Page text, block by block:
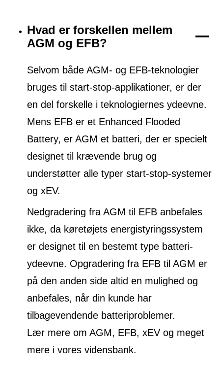
Hvad er forskellen mellem
AGM og EFB?
Selvom både AGM- og EFB-teknologier
bruges til start-stop-applikationer, er der
en del forskelle i teknologiernes ydeevne.
Mens EFB er et Enhanced Flooded
Battery, er AGM et batteri, der er specielt
designet til krævende brug og
understøtter alle typer start-stop-systemer
og xEV.
Nedgradering fra AGM til EFB anbefales
ikke, da køretøjets energistyringssystem
er designet til en bestemt type batteri-
ydeevne. Opgradering fra EFB til AGM er
på den anden side altid en mulighed og
anbefales, når din kunde har
tilbagevendende batteriproblemer.
Lær mere om AGM, EFB, xEV og meget
mere i vores vidensbank.